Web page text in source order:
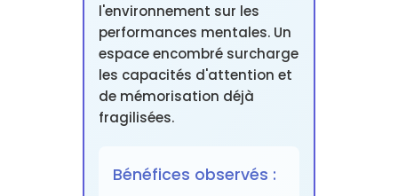
l'environnement sur les
performances mentales. Un
espace encombré surcharge
les capacités d'attention et
de mémorisation déjà
fragilisées.
Bénéfices observés :